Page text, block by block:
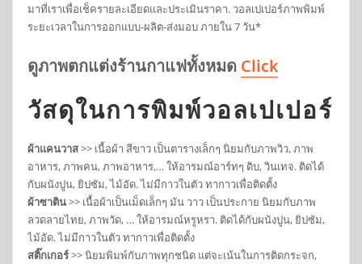
มาที่เราเพื่อเช็ครายละเอียดและประเมินราคา. วอลเปเปอร์ภาพพิมพ์
ระยะเวลาในการออกแบบ-ผลิต-ส่งมอบ ภายใน 7 วัน*
ดูภาพตกแต่งร้านกาแฟทั้งหมด Click
วัสดุในการพิมพ์วอลเปเปอร์
ผ้าแคนวาส>> เนื้อผ้า สีขาว เป็นตารางเล็กๆ นิยมกับภาพวิว, ภาพ
อาหาร, ภาพคน, ภาพอาหาร,… ให้อารมณ์อาร์ทๆ ดิบ, วินเทจ. ติดได้
กับผนังปูน, ยิปซัม, ไม้อัด. ไม่มีกาวในตัว ทากาวเพื่อติดตั้ง
ผ้าซาติน>> เนื้อผ้าเป็นเม็ดเล็กๆ มัน วาว เป็นประกาย นิยมกับภาพ
ลวดลายไทย, ภาพวัด, … ให้อารมณ์หรูหรา. ติดได้กับผนังปูน, ยิปซัม,
ไม้อัด. ไม่มีกาวในตัว ทากาวเพื่อติดตั้ง
สติ๊กเกอร์>> นิยมพิมพ์กับภาพทุกชนิด แต่จะเน้นในการติดกระจก,